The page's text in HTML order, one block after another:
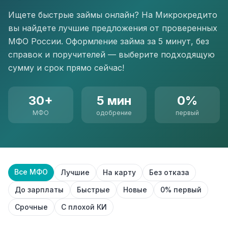
Ищете быстрые займы онлайн? На Микрокредито
вы найдете лучшие предложения от проверенных
МФО России. Оформление займа за 5 минут, без
справок и поручителей — выберите подходящую
сумму и срок прямо сейчас!
30+
МФО
5 мин
одобрение
0%
первый
Все МФО Лучшие На карту
Без отказа
До зарплаты
Быстрые Новые
0% первый
Срочные
С плохой КИ